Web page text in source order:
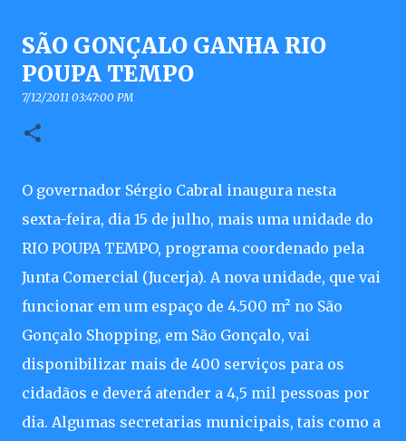
SÃO GONÇALO GANHA RIO
POUPA TEMPO
7/12/2011 03:47:00 PM
O governador Sérgio Cabral inaugura nesta
sexta-feira, dia 15 de julho, mais uma unidade do
RIO POUPA TEMPO, programa coordenado pela
Junta Comercial (Jucerja). A nova unidade, que vai
funcionar em um espaço de 4.500 m² no São
Gonçalo Shopping, em São Gonçalo, vai
disponibilizar mais de 400 serviços para os
cidadãos e deverá atender a 4,5 mil pessoas por
dia. Algumas secretarias municipais, tais como a